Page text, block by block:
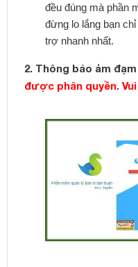
đều đúng mà phần
đừng lo lắng bạn
trợ nhanh nhất.
2. Thông báo ảm đạm
được phân quyền.